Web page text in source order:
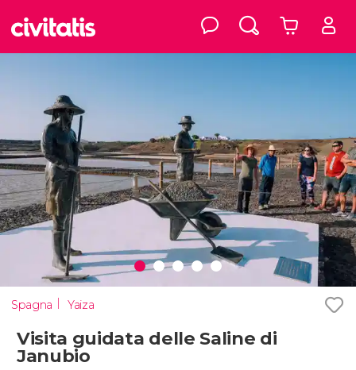
Spagna Yaiza
Visita guidata delle Saline di
Janubio